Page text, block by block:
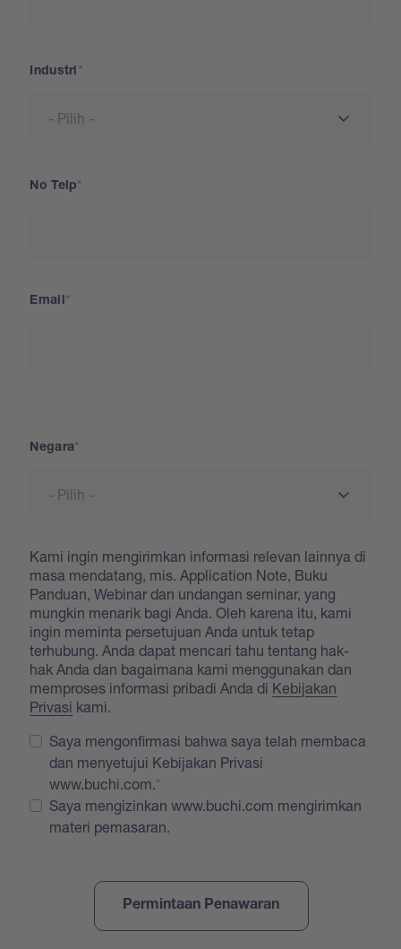
Industri
No Telp
Email
Negara
Kami ingin mengirimkan informasi relevan lainnya di
masa mendatang, mis. Application Note, Buku
Panduan, Webinar dan undangan seminar, yang
mungkin menarik bagi Anda. Oleh karena itu, kami
ingin meminta persetujuan Anda untuk tetap
terhubung. Anda dapat mencari tahu tentang hak-
hak Anda dan bagaimana kami menggunakan dan
memproses informasi pribadi Anda di Kebijakan
Privasi kami.
Saya mengonfirmasi bahwa saya telah membaca
dan menyetujui Kebijakan Privasi
www.buchi.com.
Saya mengizinkan www.buchi.com mengirimkan
materi pemasaran.